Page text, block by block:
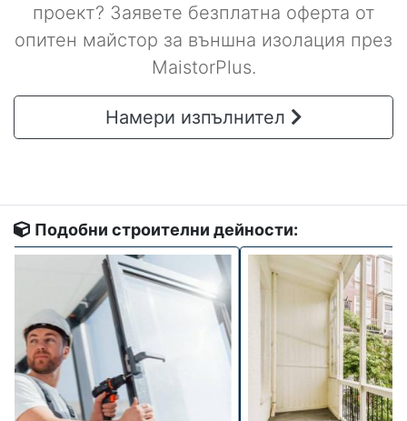
проект? Заявете безплатна оферта от
опитен майстор за външна изолация през
MaistorPlus.
Намери изпълнител
Подобни строителни дейности: